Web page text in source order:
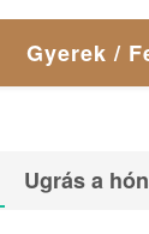
Gyerek /
Ugrás a